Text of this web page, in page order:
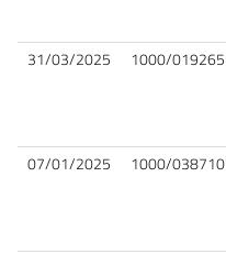
31/03/2025 1000/019265
07/01/2025 1000/038710